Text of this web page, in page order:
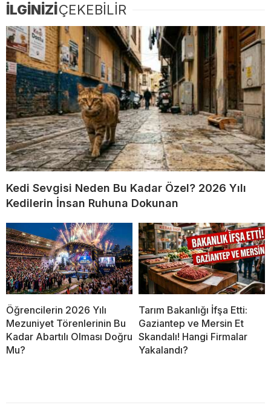
İLGİNİZİÇEKEBİLİR
Kedi Sevgisi Neden Bu Kadar Özel? 2026 Yılı
Kedilerin İnsan Ruhuna Dokunan
Öğrencilerin 2026 Yılı
Mezuniyet Törenlerinin Bu
Kadar Abartılı Olması Doğru
Mu?
Tarım Bakanlığı İfşa Etti:
Gaziantep ve Mersin Et
Skandalı! Hangi Firmalar
Yakalandı?